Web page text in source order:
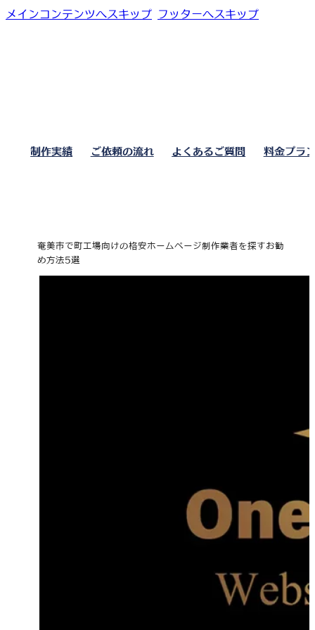
メインコンテンツへスキップ フッターへスキップ
制作実績 ご依頼の流れ よくあるご質問 料金プラ
奄美市で町工場向けの格安ホームページ制作業者を探すお勧
め方法5選